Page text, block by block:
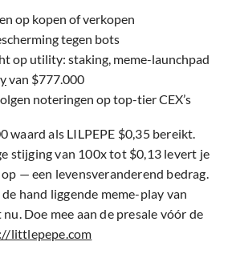
op kopen of verkopen
tegen bots
op utility: staking, meme-launchpad
van $777.000
noteringen op top-tier CEX’s
waard als LILPEPE $0,35 bereikt.
stijging van 100x tot $0,13 levert je
— een levensveranderend bedrag.
hand liggende meme-play van
Doe mee aan de presale vóór de
littlepepe.com